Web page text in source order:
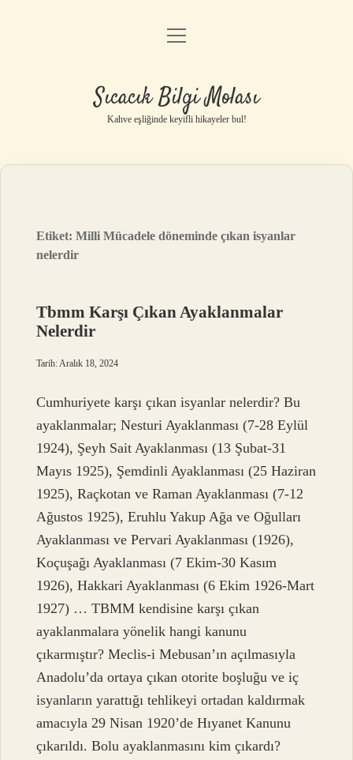
Anasayfa
Yasal Uyarı
menüyü
Sıcacık Bilgi Molası
Kahve eşliğinde keyifli hikayeler bul!
Etiket:Milli Mücadele döneminde çıkan isyanlar
nelerdir
Tbmm Karşı Çıkan Ayaklanmalar
Nelerdir
Tarih: Aralık 18, 2024
Cumhuriyete karşı çıkan isyanlar nelerdir? Bu
ayaklanmalar; Nesturi Ayaklanması (7-28 Eylül
1924), Şeyh Sait Ayaklanması (13 Şubat-31
Mayıs 1925), Şemdinli Ayaklanması (25 Haziran
1925), Raçkotan ve Raman Ayaklanması (7-12
Ağustos 1925), Eruhlu Yakup Ağa ve Oğulları
Ayaklanması ve Pervari Ayaklanması (1926),
Koçuşağı Ayaklanması (7 Ekim-30 Kasım
1926), Hakkari Ayaklanması (6 Ekim 1926-Mart
1927) … TBMM kendisine karşı çıkan
ayaklanmalara yönelik hangi kanunu
çıkarmıştır? Meclis-i Mebusan’ın açılmasıyla
Anadolu’da ortaya çıkan otorite boşluğu ve iç
isyanların yarattığı tehlikeyi ortadan kaldırmak
amacıyla 29 Nisan 1920’de Hıyanet Kanunu
çıkarıldı. Bolu ayaklanmasını kim çıkardı?